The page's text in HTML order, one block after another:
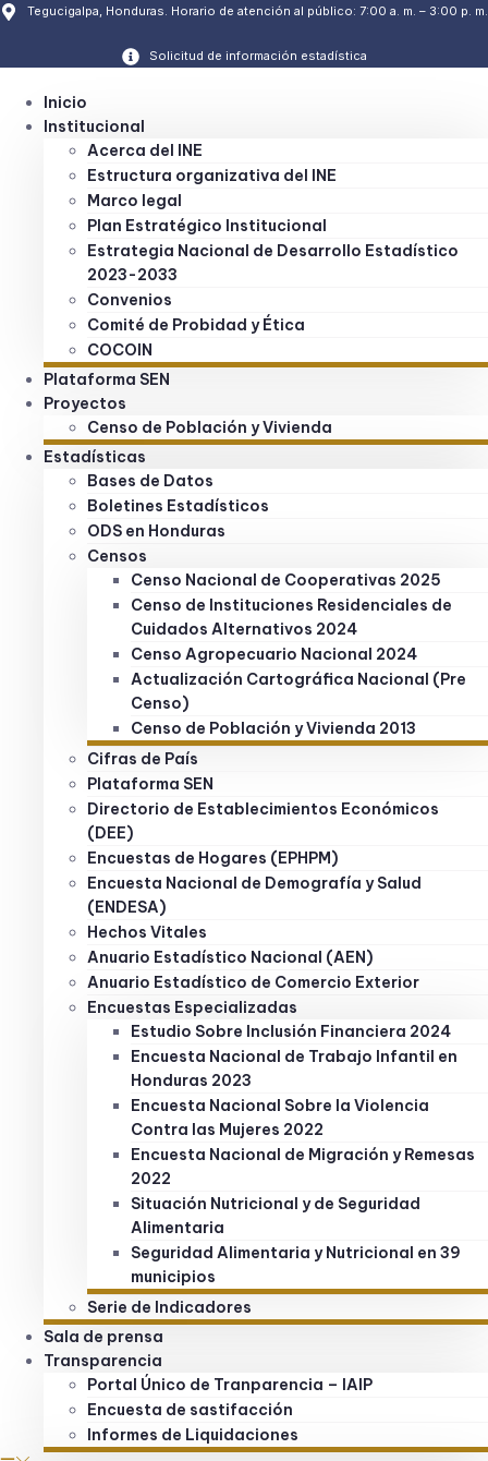
Tegucigalpa, Honduras. Horario de atención al público: 7:00 a. m. – 3:00 p. m.
Solicitud de información estadística
Inicio
Institucional
Acerca del INE
Estructura organizativa del INE
Marco legal
Plan Estratégico Institucional
Estrategia Nacional de Desarrollo Estadístico
2023-2033
Convenios
Comité de Probidad y Ética
COCOIN
Plataforma SEN
Proyectos
Censo de Población y Vivienda
Estadísticas
Bases de Datos
Boletines Estadísticos
ODS en Honduras
Censos
Censo Nacional de Cooperativas 2025
Censo de Instituciones Residenciales de
Cuidados Alternativos 2024
Censo Agropecuario Nacional 2024
Actualización Cartográfica Nacional (Pre
Censo)
Censo de Población y Vivienda 2013
Cifras de País
Plataforma SEN
Directorio de Establecimientos Económicos
(DEE)
Encuestas de Hogares (EPHPM)
Encuesta Nacional de Demografía y Salud
(ENDESA)
Hechos Vitales
Anuario Estadístico Nacional (AEN)
Anuario Estadístico de Comercio Exterior
Encuestas Especializadas
Estudio Sobre Inclusión Financiera 2024
Encuesta Nacional de Trabajo Infantil en
Honduras 2023
Encuesta Nacional Sobre la Violencia
Contra las Mujeres 2022
Encuesta Nacional de Migración y Remesas
2022
Situación Nutricional y de Seguridad
Alimentaria
Seguridad Alimentaria y Nutricional en 39
municipios
Serie de Indicadores
Sala de prensa
Transparencia
Portal Único de Tranparencia – IAIP
Encuesta de sastifacción
Informes de Liquidaciones